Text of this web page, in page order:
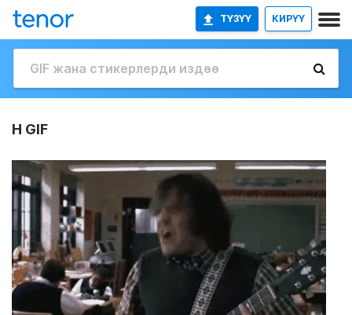
ТҮЗҮҮ КИРҮҮ
H GIF